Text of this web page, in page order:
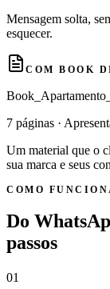
Mensagem solta,
esquecer.
COM BOOK
7 páginas ·
Um material que o
sua marca e seus
COMO
Do
passos
01